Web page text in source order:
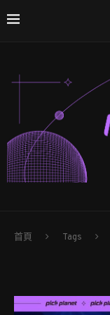
首頁 Tags